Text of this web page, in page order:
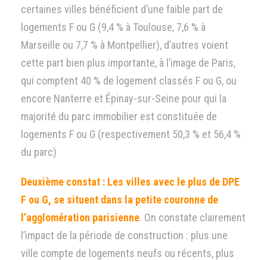
certaines villes bénéficient d’une faible part de
logements F ou G (9,4 % à Toulouse, 7,6 % à
Marseille ou 7,7 % à Montpellier), d’autres voient
cette part bien plus importante, à l’image de Paris,
qui comptent 40 % de logement classés F ou G, ou
encore Nanterre et Épinay-sur-Seine pour qui la
majorité du parc immobilier est constituée de
logements F ou G (respectivement 50,3 % et 56,4 %
du parc)
Deuxième constat : Les villes avec le plus de DPE
F ou G, se situent dans la petite couronne de
l’agglomération parisienne. On constate clairement
l’impact de la période de construction : plus une
ville compte de logements neufs ou récents, plus